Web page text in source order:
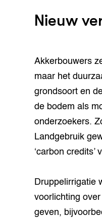
Nieuw
Akkerbouwers
maar het
grondsoort en
de bodem als
onderzoekers.
Landgebruik
‘carbon
Druppelirrigatie
voorlichting
geven,